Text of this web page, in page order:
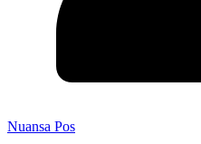
Nuansa Pos